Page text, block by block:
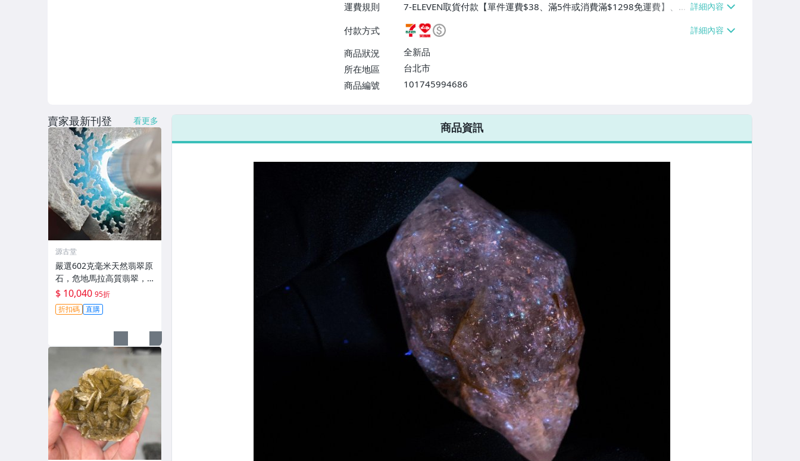
運費規則
7-ELEVEN取貨付款【單件運費$38、滿5件或消費滿$1298免運費】、7-
ELEVEN取貨不付款【免運費】、萊爾富取貨付款【單件運費$60、滿5件
或消費滿$1298免運費】、宅配/貨運【單件運費$120、滿5件或消費滿
$1598免運費】
付款方式
商品狀況
全新品
所在地區
台北市
商品編號
101745994686
7-ELEVEN 運費只要38元
不限金額、筆數，筆筆優惠無限次！
商品資訊
賣家最新刊登 看更多
源古堂
嚴選602克毫米天然翡翠原
石，危地馬拉高質翡翠，
皮殻狀況請詳參！翡翠原
石收藏推薦 天然翡翠 原石
危地馬拉
$ 10,040 95折
折扣碼 直購